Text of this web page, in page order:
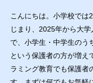
こんにちは。小学校では
じまり、2025年から大
で、小学生・中学生のう
という保護者の方が増え
ラミング教育でも保護者